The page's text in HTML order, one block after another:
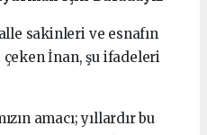
sakinleri ve esnafın
çeken İnan, şu ifadeleri
amacı; yıllardır bu